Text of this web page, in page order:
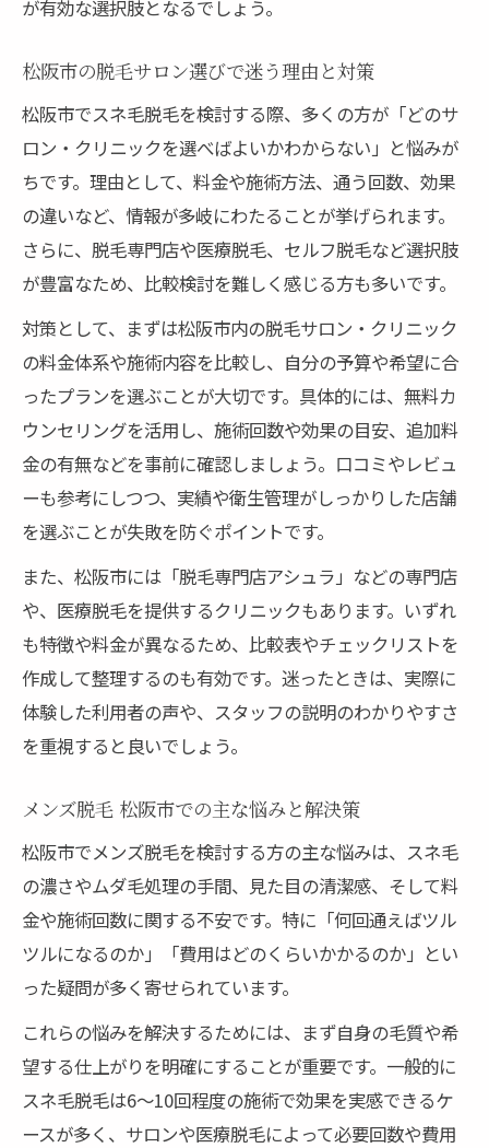
が有効な選択肢となるでしょう。
松阪市の脱毛サロン選びで迷う理由と対策
松阪市でスネ毛脱毛を検討する際、多くの方が「どのサ
ロン・クリニックを選べばよいかわからない」と悩みが
ちです。理由として、料金や施術方法、通う回数、効果
の違いなど、情報が多岐にわたることが挙げられます。
さらに、脱毛専門店や医療脱毛、セルフ脱毛など選択肢
が豊富なため、比較検討を難しく感じる方も多いです。
対策として、まずは松阪市内の脱毛サロン・クリニック
の料金体系や施術内容を比較し、自分の予算や希望に合
ったプランを選ぶことが大切です。具体的には、無料カ
ウンセリングを活用し、施術回数や効果の目安、追加料
金の有無などを事前に確認しましょう。口コミやレビュ
ーも参考にしつつ、実績や衛生管理がしっかりした店舗
を選ぶことが失敗を防ぐポイントです。
また、松阪市には「脱毛専門店アシュラ」などの専門店
や、医療脱毛を提供するクリニックもあります。いずれ
も特徴や料金が異なるため、比較表やチェックリストを
作成して整理するのも有効です。迷ったときは、実際に
体験した利用者の声や、スタッフの説明のわかりやすさ
を重視すると良いでしょう。
メンズ脱毛 松阪市での主な悩みと解決策
松阪市でメンズ脱毛を検討する方の主な悩みは、スネ毛
の濃さやムダ毛処理の手間、見た目の清潔感、そして料
金や施術回数に関する不安です。特に「何回通えばツル
ツルになるのか」「費用はどのくらいかかるのか」とい
った疑問が多く寄せられています。
これらの悩みを解決するためには、まず自身の毛質や希
望する仕上がりを明確にすることが重要です。一般的に
スネ毛脱毛は6〜10回程度の施術で効果を実感できるケ
ースが多く、サロンや医療脱毛によって必要回数や費用